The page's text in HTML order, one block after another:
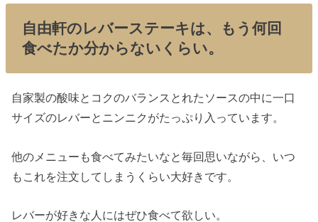
自由軒のレバーステーキは、もう何回
食べたか分からないくらい。
自家製の酸味とコクのバランスとれたソースの中に一口
サイズのレバーとニンニクがたっぷり入っています。
他のメニューも食べてみたいなと毎回思いながら、いつ
もこれを注文してしまうくらい大好きです。
レバーが好きな人にはぜひ食べて欲しい。